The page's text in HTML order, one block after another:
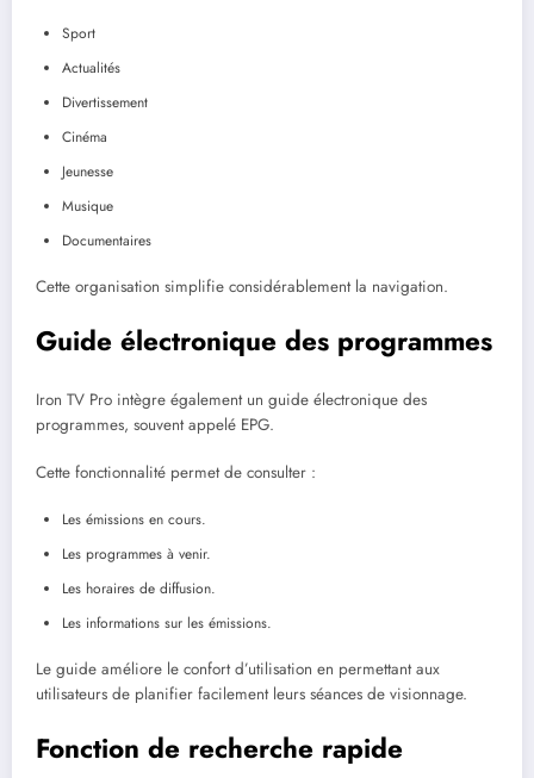
Sport
Actualités
Divertissement
Cinéma
Jeunesse
Musique
Documentaires
Cette organisation simplifie considérablement la navigation.
Guide électronique des programmes
Iron TV Pro intègre également un guide électronique des
programmes, souvent appelé EPG.
Cette fonctionnalité permet de consulter :
Les émissions en cours.
Les programmes à venir.
Les horaires de diffusion.
Les informations sur les émissions.
Le guide améliore le confort d’utilisation en permettant aux
utilisateurs de planifier facilement leurs séances de visionnage.
Fonction de recherche rapide